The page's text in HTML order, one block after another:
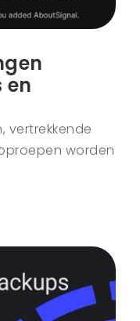
en
vertrekkende
worden